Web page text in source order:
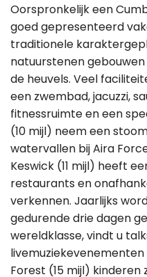
Oorspronkelijk een
goed gepresenteerd
traditionele
natuurstenen
de heuvels. Veel
een zwembad, jacuzzi,
fitnessruimte en een
(10 mijl) neem een
watervallen bij Aira
Keswick (11 mijl) heeft
restaurants en
verkennen. Jaarlijks
gedurende drie dagen
wereldklasse, vindt u
Forest (15 mijl) kinderen